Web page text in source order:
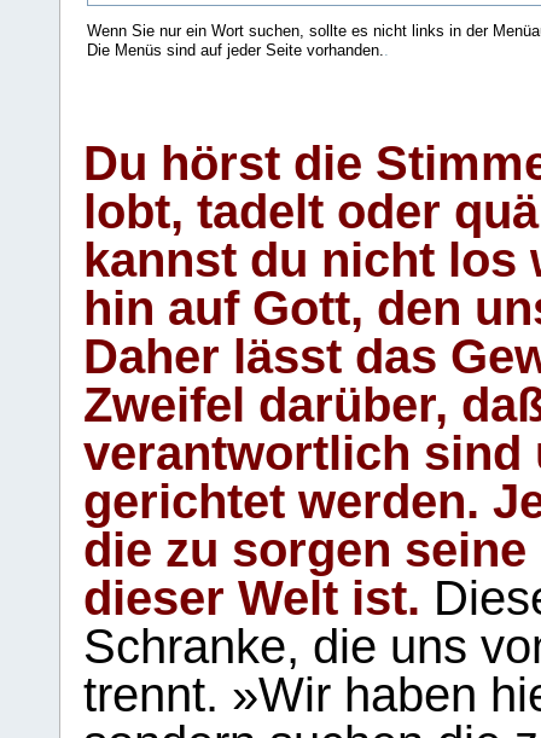
Wenn Sie nur ein Wort suchen, sollte es nicht links in der
Die Menüs sind auf jeder Seite vorhanden..
Du hörst die
lobt, tadelt oder
kannst du nicht los
hin auf Gott, den
Daher lässt das
Zweifel darüber,
verantwortlich sind
gerichtet werden.
die zu sorgen
dieser Welt ist.
Schranke, die uns
trennt. »Wir haben